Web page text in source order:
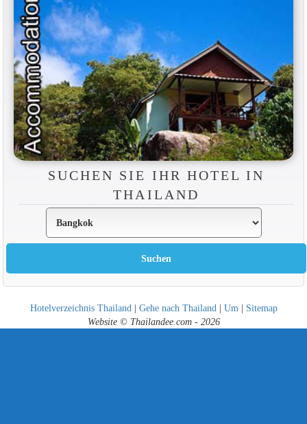
SUCHEN SIE IHR HOTEL IN
THAILAND
Hotelverzeichnis Thailand | Gehe nach Thailand | Um | Sitemap
Website © Thailandee.com - 2026